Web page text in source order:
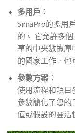
多用戶：
SimaPro的多用
的。 它允許多
享的中央數據庫
的國家工作，也
參數方案：
使用流程和項目
參數簡化了您的
值或假設的靈活